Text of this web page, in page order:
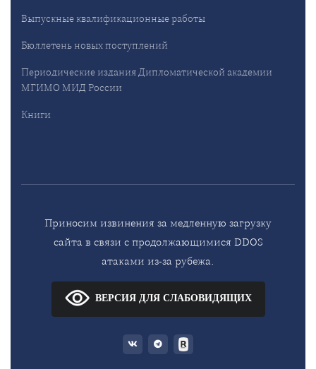
Выпускные квалификационные работы
Бюллетень новых поступлений
Периодические издания Дипломатической академии
МГИМО МИД России
Книги
Приносим извинения за медленную загрузку
сайта в связи с продолжающимися DDOS
атаками из-за рубежа.
ВЕРСИЯ ДЛЯ СЛАБОВИДЯЩИХ